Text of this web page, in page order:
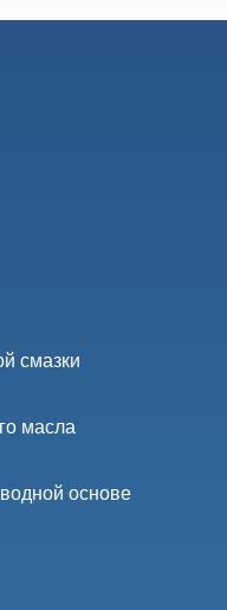
смазки
масла
основе